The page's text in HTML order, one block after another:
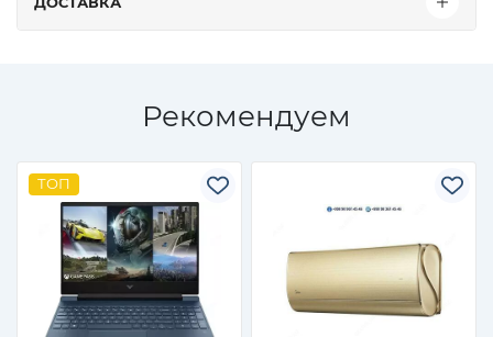
Рекомендуем
ТОП